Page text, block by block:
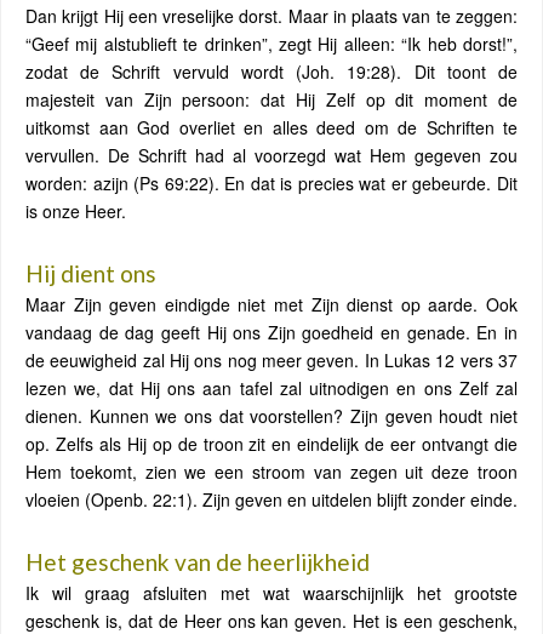
Dan krijgt Hij een vreselijke dorst. Maar in plaats van te zeggen:
“Geef mij alstublieft te drinken”, zegt Hij alleen: “Ik heb dorst!”,
zodat de Schrift vervuld wordt (Joh. 19:28). Dit toont de
majesteit van Zijn persoon: dat Hij Zelf op dit moment de
uitkomst aan God overliet en alles deed om de Schriften te
vervullen. De Schrift had al voorzegd wat Hem gegeven zou
worden: azijn (Ps 69:22). En dat is precies wat er gebeurde. Dit
is onze Heer.
Hij dient ons
Maar Zijn geven eindigde niet met Zijn dienst op aarde. Ook
vandaag de dag geeft Hij ons Zijn goedheid en genade. En in
de eeuwigheid zal Hij ons nog meer geven. In Lukas 12 vers 37
lezen we, dat Hij ons aan tafel zal uitnodigen en ons Zelf zal
dienen. Kunnen we ons dat voorstellen? Zijn geven houdt niet
op. Zelfs als Hij op de troon zit en eindelijk de eer ontvangt die
Hem toekomt, zien we een stroom van zegen uit deze troon
vloeien (Openb. 22:1). Zijn geven en uitdelen blijft zonder einde.
Het geschenk van de heerlijkheid
Ik wil graag afsluiten met wat waarschijnlijk het grootste
geschenk is, dat de Heer ons kan geven. Het is een geschenk,